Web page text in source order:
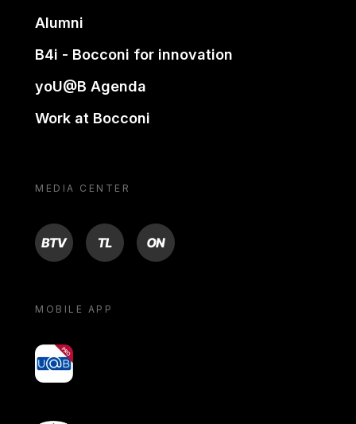
Alumni
B4i - Bocconi for innovation
yoU@B Agenda
Work at Bocconi
MEDIA CENTER
BTV TL ON
MOBILE APP
yoU@B